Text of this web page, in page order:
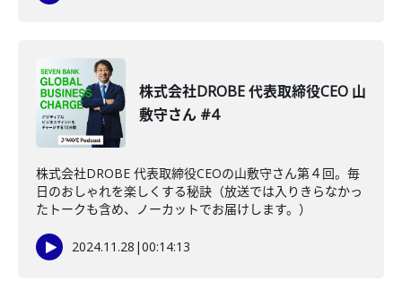
株式会社DROBE 代表取締役CEO 山
敷守さん #4
株式会社DROBE 代表取締役CEOの山敷守さん第４回。毎
日のおしゃれを楽しくする秘訣（放送では入りきらなかっ
たトークも含め、ノーカットでお届けします。）
2024.11.28 |00:14:13